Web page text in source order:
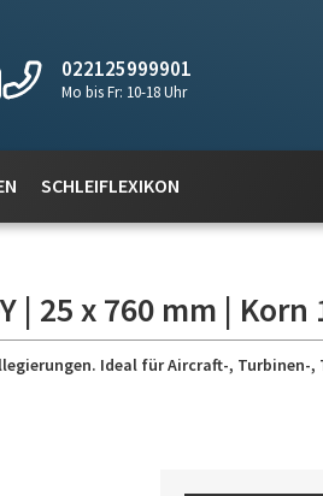
022125999901
Mo bis Fr: 10-18 Uhr
SCHLEIFLEXIKON
| 25 x 760 mm | Korn
Ideal für Aircraft-,